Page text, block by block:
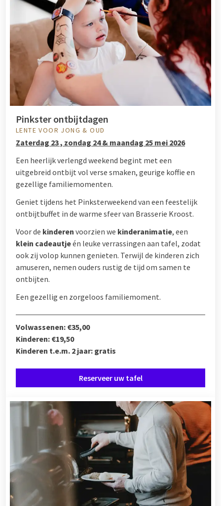
Pinkster ontbijtdagen
LENTE VOOR JONG & OUD
Zaterdag 23 , zondag 24 & maandag 25 mei 2026
Een heerlijk verlengd weekend begint met een
uitgebreid ontbijt vol verse smaken, geurige koffie en
gezellige familiemomenten.
Geniet tijdens het Pinksterweekend van een feestelijk
ontbijtbuffet in de warme sfeer van Brasserie Kroost.
Voor de kinderen voorzien we kinderanimatie, een
klein cadeautjeén leuke verrassingen aan tafel, zodat
ook zij volop kunnen genieten. Terwijl de kinderen zich
amuseren, nemen ouders rustig de tijd om samen te
ontbijten.
Een gezellig en zorgeloos familiemoment.
Volwassenen: €35,00
Kinderen: €19,50
Kinderen t.e.m. 2 jaar: gratis
Reserveer uw tafel